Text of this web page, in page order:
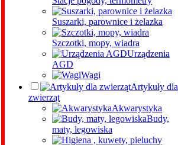
Suszarki, parownice i żelazka
Szczotki, mopy, wiadra
Urządzenia
AGD
Wagi
Artykuły dla
zwierząt
Akwarystyka
Budy,
maty, legowiska